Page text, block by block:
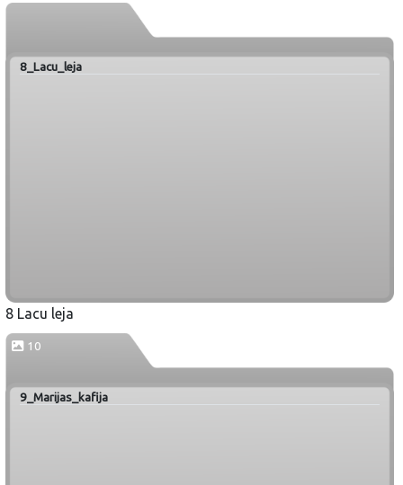
8_Lacu_leja
8 Lacu leja
10
9_Marijas_kafija